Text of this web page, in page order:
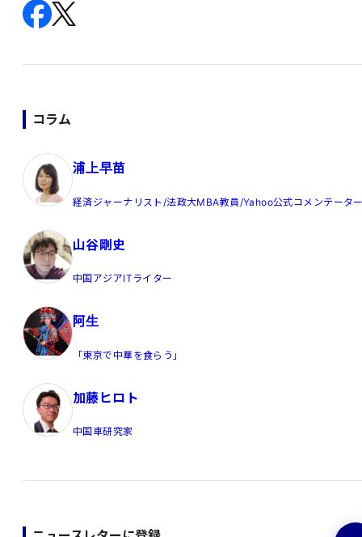
コラム
浦上早苗
経済ジャーナリスト/法政大MBA教員/Yahoo公式コメンテータ
山谷剛史
中国アジアITライター
阿生
「東京で中華を食らう」
加藤ヒロト
中国車研究家